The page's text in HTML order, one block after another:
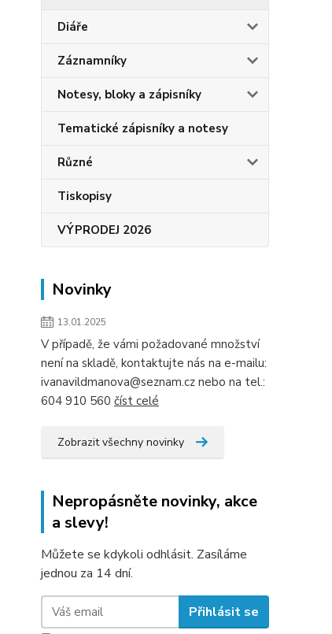
Diáře
Záznamníky
Notesy, bloky a zápisníky
Tematické zápisníky a notesy
Různé
Tiskopisy
VÝPRODEJ 2026
Novinky
13.01.2025
V případě, že vámi požadované množství
není na skladě, kontaktujte nás na e-mailu:
ivanavildmanova@seznam.cz nebo na tel.:
604 910 560 číst celé
Zobrazit všechny novinky
Nepropásněte novinky, akce
a slevy!
Můžete se kdykoli odhlásit. Zasíláme
jednou za 14 dní.
Přihlásit se